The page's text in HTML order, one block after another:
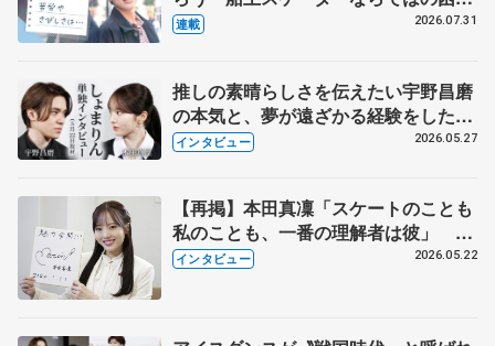
とは 影響あったPIW前キャプテン松
連載 2026.07.31
推しの素晴らしさを伝えたい宇野昌磨
の本気と、夢が遠ざかる経験をした本
田真凜の覚悟
インタビュー 2026.05.27
【再掲】本田真凜「スケートのことも
私のことも、一番の理解者は彼」 引
退時の単独インタビューで語った競技
インタビュー 2026.05.22